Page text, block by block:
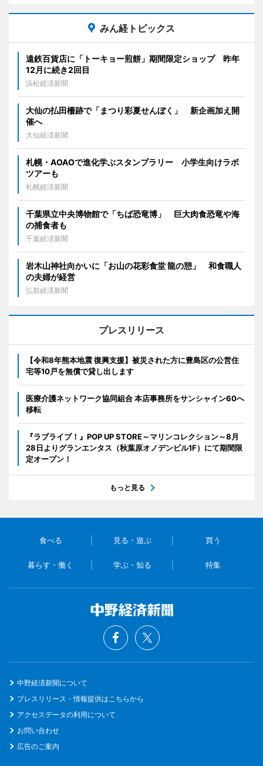
みん経トピックス
遠鉄百貨店に「トーキョー煎餅」期間限定ショップ 昨年
12月に続き2回目
浜松経済新聞
大仙の払田柵跡で「まつり彩夏せんぼく」 新企画加え開
催へ
大仙経済新聞
札幌・AOAOで進化学ぶスタンプラリー 小学生向けラボ
ツアーも
札幌経済新聞
千葉県立中央博物館で「ちば恐竜博」 巨大肉食恐竜や海
の捕食者も
千葉経済新聞
岩木山神社向かいに「お山の花彩食堂 龍の憩」 和食職人
の夫婦が経営
弘前経済新聞
プレスリリース
【令和8年熊本地震 復興支援】被災された方に豊島区の公営住
宅等10戸を無償で貸し出します
医療介護ネットワーク協同組合 本店事務所をサンシャイン60へ
移転
『ラブライブ！』POP UP STORE～マリンコレクション～8月
28日よりグランエンタス（秋葉原オノデンビル1F）にて期間限
定オープン！
もっと見る
食べる 見る・遊ぶ 買う
暮らす・働く 学ぶ・知る 特集
中野経済新聞について
プレスリリース・情報提供はこちらから
アクセスデータの利用について
お問い合わせ
広告のご案内